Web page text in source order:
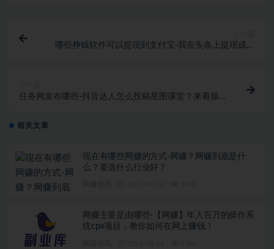
哪些挣钱软件可以提现到支付宝-我在头条上提现成功
任务网发布哪些-抖音达人怎么投稿星图课堂？来看操
相关文章
现在有哪些网赚的方式-网赚？网赚到底是什
么？要选什么行业好？
网赚主要是由哪些-【网赚】年入百万的操作系
统cpa项目，教你如何在网上赚钱！